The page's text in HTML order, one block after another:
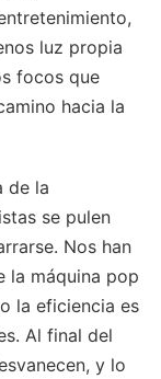
luz propia
focos que
hacia la
de la
se pulen
Nos han
la máquina pop
la eficiencia es
Al final del
y lo